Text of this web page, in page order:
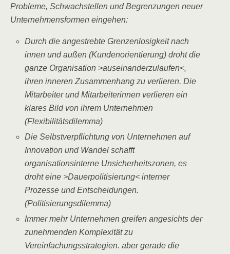
Probleme, Schwachstellen und Begrenzungen neuer
Unternehmensformen eingehen:
Durch die angestrebte Grenzenlosigkeit nach
innen und außen (Kundenorientierung) droht die
ganze Organisation >auseinanderzulaufen<,
ihren inneren Zusammenhang zu verlieren. Die
Mitarbeiter und Mitarbeiterinnen verlieren ein
klares Bild von ihrem Unternehmen
(Flexibilitätsdilemma)
Die Selbstverpflichtung von Unternehmen auf
Innovation und Wandel schafft
organisationsinterne Unsicherheitszonen, es
droht eine >Dauerpolitisierung< interner
Prozesse und Entscheidungen.
(Politisierungsdilemma)
Immer mehr Unternehmen greifen angesichts der
zunehmenden Komplexität zu
Vereinfachungsstrategien. aber gerade die